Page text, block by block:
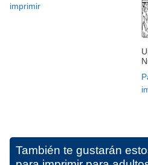
imprimir
También te gustarán